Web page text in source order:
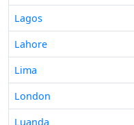
Lagos
Lahore
Lima
London
Luanda